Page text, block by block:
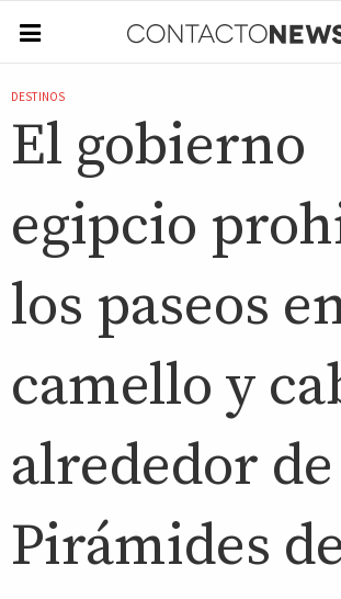
DESTINOS
El gobierno
egipcio
los paseos
camello y
alrededor
Pirámides de